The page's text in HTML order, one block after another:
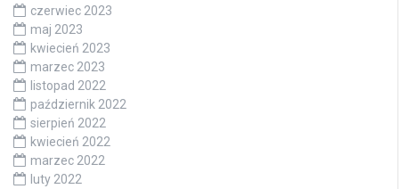
czerwiec 2023
maj 2023
kwiecień 2023
marzec 2023
listopad 2022
październik 2022
sierpień 2022
kwiecień 2022
marzec 2022
luty 2022